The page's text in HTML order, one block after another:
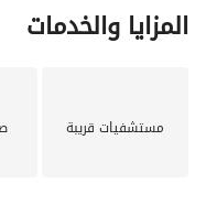
المزايا والخدمات
مستشفيات قريبة